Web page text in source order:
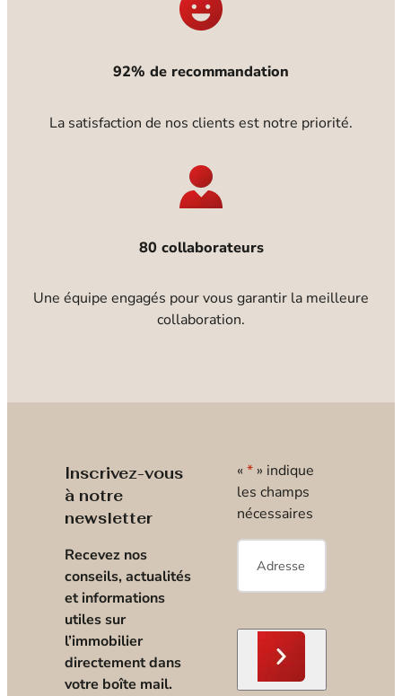
92% de recommandation
La satisfaction de nos clients est notre priorité.
80 collaborateurs
Une équipe engagés pour vous garantir la meilleure
collaboration.
Inscrivez-vous
à notre
newsletter
Recevez nos
conseils, actualités
et informations
utiles sur
l’immobilier
directement dans
votre boîte mail.
« * » indique
les champs
nécessaires
E-
mail*